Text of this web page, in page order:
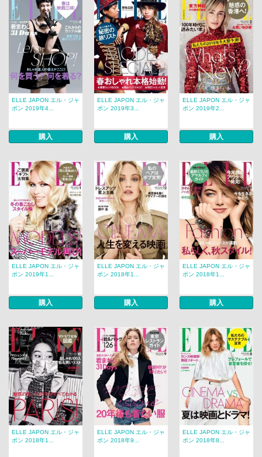
ELLE JAPON エル・ジャ
ポン 2019年4...
購入
ELLE JAPON エル・ジャ
ポン 2019年3...
購入
ELLE JAPON エル・ジャ
ポン 2019年2...
購入
ELLE JAPON エル・ジャ
ポン 2019年1...
購入
ELLE JAPON エル・ジャ
ポン 2018年1...
購入
ELLE JAPON エル・ジャ
ポン 2018年1...
購入
ELLE JAPON エル・ジャ
ポン 2018年1...
ELLE JAPON エル・ジャ
ポン 2018年9...
ELLE JAPON エル・ジャ
ポン 2018年8...